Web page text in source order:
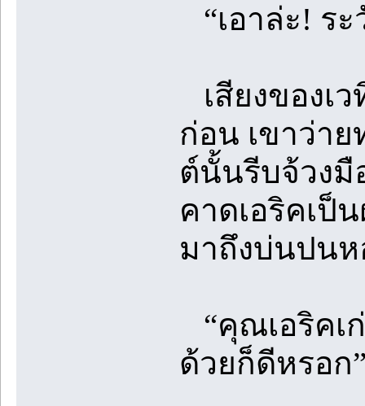
“เอาล่ะ! ระ
เสียงของเ
ก่อน เขาว่า
ต์นั้นรีบจ้วงมื
คาดเอริคเป็
มาถึงบ่นปน
“คุณเอริคเ
ด้วยก็ดีหรอก